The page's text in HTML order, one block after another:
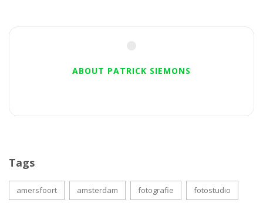
ABOUT PATRICK SIEMONS
Tags
amersfoort amsterdam fotografie fotostudio